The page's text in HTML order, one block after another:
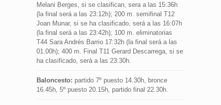
Melani Berges, si se clasifican, sera a las 15:36h
(la final será a las 23:12h); 200 m. semifinal T12
Joan Munar, si se ha clasificado, será a las 16:07h
(la final será a las 23:42h); 100 m. eliminatorias
T44 Sara Andrés Barrio 17:32h (la final será a las
01.00h); 400 m. Final T11 Gerard Descarrega, si se
ha clasificado, será a las 23:30h.
Baloncesto: partido 7º puesto 14.30h, bronce
16.45h, 5º puesto 20.15h, partido final 22.30h.